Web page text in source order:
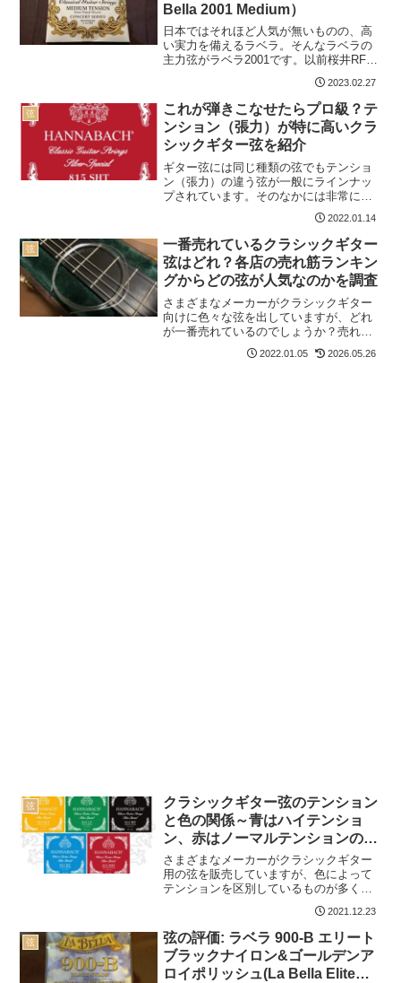
Bella 2001 Medium）
日本ではそれほど人気が無いものの、高
い実力を備えるラベラ。そんなラベラの
主力弦がラベラ2001です。以前桜井RFを
使っていたときは好印象でしたが、ハウ
ザーIII世との組み合わせはどうでしょう
か。 以下の記事で本サイトの弦のレビュ
ー（70種類...
2023.02.27
弦
これが弾きこなせたらプロ級？テ
ンション（張力）が特に高いクラ
シックギター弦を紹介
ギター弦には同じ種類の弦でもテンショ
ン（張力）の違う弦が一般にラインナッ
プされています。そのなかには非常にテ
ンションが高いものがあり、弾きこなす
のに苦労するものも。この記事ではハイ
テンション弦のなかでも特にテンション
が高い弦を紹介します。以...
2022.01.14
弦
一番売れているクラシックギター
弦はどれ？各店の売れ筋ランキン
グからどの弦が人気なのかを調査
さまざまなメーカーがクラシックギター
向けに色々な弦を出していますが、どれ
が一番売れているのでしょうか？売れ筋
ランキングを公開している店の情報を調
査したところ、一番人気の弦が明らかと
2022.01.05 2026.05.26
弦
クラシックギター弦のテンション
と色の関係～青はハイテンショ
ン、赤はノーマルテンションのも
のが多い
さまざまなメーカーがクラシックギター
用の弦を販売していますが、色によって
テンションを区別しているものが多くあ
ります。各メーカーのものを比べてみる
と、ある程度の法則はあるものの、一貫
性はないようです。以下の記事で本ブロ
グの弦のレビュー/感想/...
2021.12.23
弦
弦の評価: ラベラ 900-B エリート
ブラックナイロン&ゴールデンア
ロイポリッシュ(La Bella Elite